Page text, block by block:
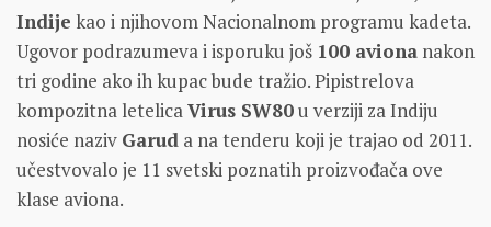
Indije kao i njihovom Nacionalnom programu kadeta.
Ugovor podrazumeva i isporuku još 100 aviona nakon
tri godine ako ih kupac bude tražio. Pipistrelova
kompozitna letelicaVirus SW80u verziji za Indiju
nosiće naziv Garud a na tenderu koji je trajao od 2011.
učestvovalo je 11 svetski poznatih proizvođača ove
klase aviona.